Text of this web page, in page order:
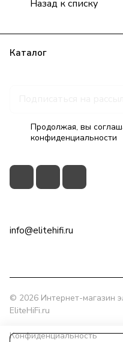
Назад к списку
Каталог
Продолжая, вы
конфиденциальности
info@elitehifi.ru
© 2026 Интернет-магазин
EliteHiFi.ru
Конфиденциальность